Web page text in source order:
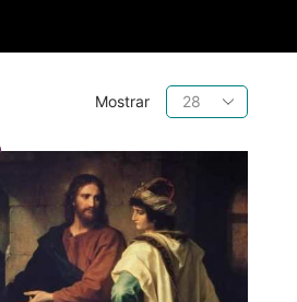
Mostrar
Produtos
por